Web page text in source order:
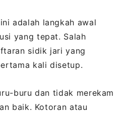
adalah langkah awal
yang tepat. Salah
sidik jari yang
kali disetup.
buru dan tidak merekam
baik. Kotoran atau